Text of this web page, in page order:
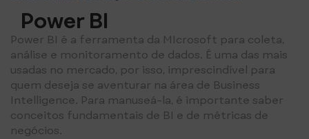
Power BI
Power BI é a ferramenta da MIcrosoft para coleta,
análise e monitoramento de dados. É uma das mais
usadas no mercado, por isso, imprescindível para
quem deseja se aventurar na área de Business
Intelligence. Para manuseá-la, é importante saber
conceitos fundamentais de BI e de métricas de
negócios.